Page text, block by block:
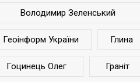
Володимир Зеленський
Геоінформ України Глина
Гоцинець Олег Граніт